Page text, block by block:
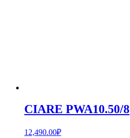
CIARE PWA10.50/8
12,490.00₽